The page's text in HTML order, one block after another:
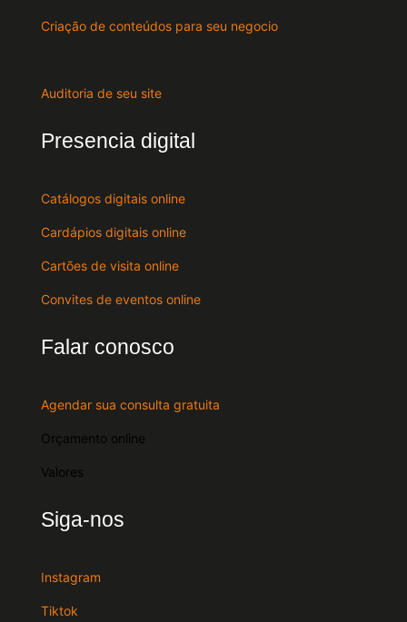
Criação de conteúdos para seu negocio
Auditoria de seu site
Presencia digital
Catálogos digitais online
Cardápios digitais online
Cartões de visita online
Convites de eventos online
Falar conosco
Agendar sua consulta gratuita
Orçamento online
Valores
Siga-nos
Instagram
Tiktok